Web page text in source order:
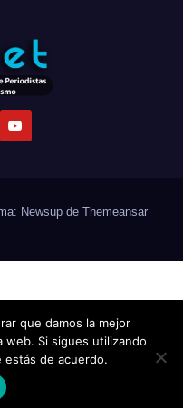
Newsup de Themeansar
que damos la mejor
web. Si sigues utilizando
estás de acuerdo.